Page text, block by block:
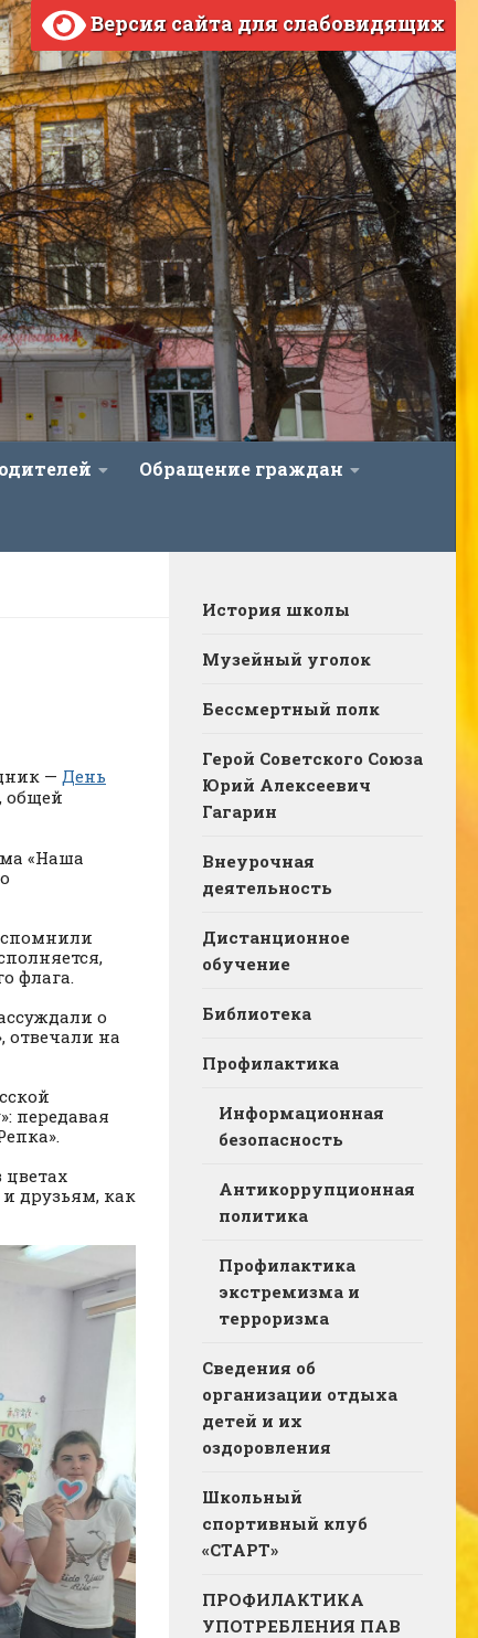
Версия сайта для слабовидящих
Обращение граждан
— День
общей
«Наша
флага.
о
отвечали на
передавая
цветах
друзьям, как
История школы
Музейный уголок
Бессмертный полк
Герой Советского Союза
Юрий Алексеевич
Гагарин
Внеурочная
деятельность
Дистанционное
обучение
Библиотека
Профилактика
Информационная
безопасность
Антикоррупционная
политика
Профилактика
экстремизма и
терроризма
Сведения об
организации отдыха
детей и их
оздоровления
Школьный
спортивный клуб
«СТАРТ»
ПРОФИЛАКТИКА
УПОТРЕБЛЕНИЯ ПАВ